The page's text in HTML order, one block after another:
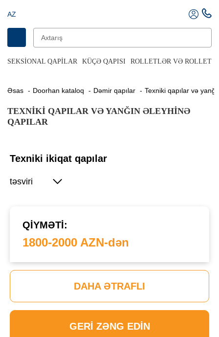
AZ
SEKSIONAL QAPILAR KÜÇƏ QAPISI ROLLETLƏR VƏ ROLLET
Əsas Doorhan kataloq Dəmir qapılar Texniki qapılar və
TEXNIKI QAPILAR VƏ YANĞIN ƏLEYHINƏ
QAPILAR
Texniki ikiqat qapılar
təsviri
QIYMƏTI:
1800-2000 AZN-dən
DAHA ƏTRAFLI
GERI ZƏNG EDIN